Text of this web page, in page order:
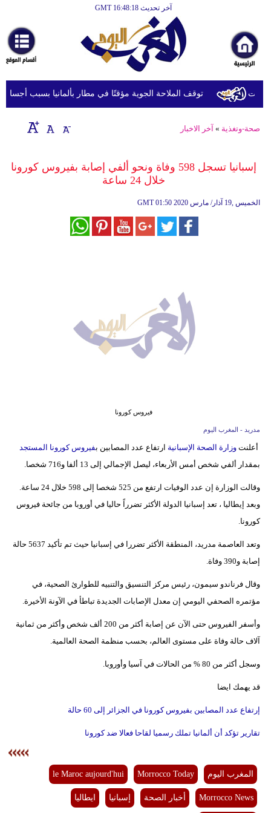
آخر تحديث GMT 16:48:18
أخبارعاجلة
رياضة
ثقافة
إقتصاد
وموسيقى
مرأة
وتكنولوجيا
مدوَّنات
أبراج
توقف الملاحة الجوية مؤقتًا في مطار بألمانيا بسبب أجسام
صحة-وتغذية » آخر الاخبار
إسبانيا تسجل 598 وفاة ونحو ألفي إصابة بفيروس كورونا
خلال 24 ساعة
GMT 01:50 2020 الخميس ,19 آذار/ مارس
فيروس كورونا
مدريد - المغرب اليوم
أعلنتوزارة الصحة الإسبانية ارتفاع عدد المصابين بفيروس كورونا المستجد
بمقدار ألفي شخص أمس الأربعاء، ليصل الإجمالي إلى 13 ألفا و716 شخصا.
وقالت الوزارة إن عدد الوفيات ارتفع من 525 شخصا إلى 598 خلال 24 ساعة.
وبعد إيطاليا ، تعد إسبانيا الدولة الأكثر تضرراً حاليا في أوروبا من جائحة فيروس
كورونا.
وتعد العاصمة مدريد، المنطقة الأكثر تضررا في إسبانيا حيث تم تأكيد 5637 حالة
إصابة و390 وفاة.
وقال فرناندو سيمون، رئيس مركز التنسيق والتنبيه للطوارئ الصحية، في
مؤتمره الصحفي اليومي إن معدل الإصابات الجديدة تباطأ في الآونة الأخيرة.
وأسفر الفيروس حتى الآن عن إصابة أكثر من 200 ألف شخص وأكثر من ثمانية
آلاف حالة وفاة على مستوى العالم، بحسب منظمة الصحة العالمية.
وسجل أكثر من 80 % من الحالات في آسيا وأوروبا.
قد يهمك ايضا
إرتفاع عدد المصابين بفيروس كورونا في الجزائر إلى 60 حالة
تقارير تؤكد أن ألمانيا تملك رسميا لقاحا فعالا ضد كورونا
المغرب اليوم Morrocco Today
le Maroc aujourd'hui
Morrocco News أخبار الصحة إسبانيا ايطاليا